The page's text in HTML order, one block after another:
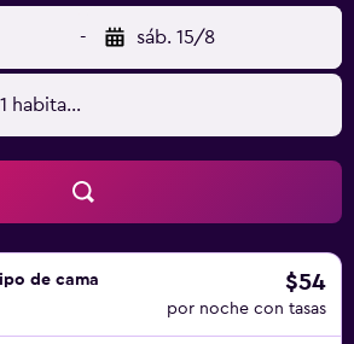
del alojamiento (es posible que se
- sáb. 15/8
habitación
de cama
$54
por noche con tasas